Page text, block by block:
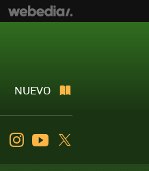
NUEVO
FlipboardInstagramYoutube